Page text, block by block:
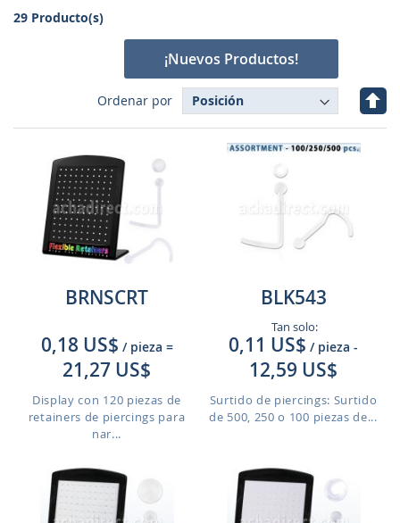
29 Producto(s)
¡Nuevos Productos!
Ordenar por
Fijar
BRNSCRT
0,18 US$ / pieza =
21,27 US$
Display con 120 piezas de
retainers de piercings para
nar...
BLK543
Tan solo:
0,11 US$ / pieza -
12,59 US$
Surtido de piercings: Surtido
de 500, 250 o 100 piezas de...